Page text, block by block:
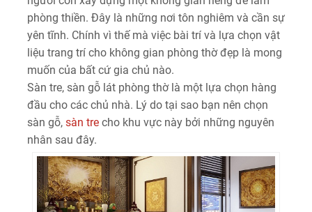
phòng thiền. Đây là những nơi tôn nghiêm và cần sự
yên tĩnh. Chính vì thế mà việc bài trí và lựa chọn vật
liệu trang trí cho không gian phòng thờ đẹp là mong
muốn của bất cứ gia chủ nào.
Sàn tre, sàn gỗ lát phòng thờ là một lựa chọn hàng
đầu cho các chủ nhà. Lý do tại sao bạn nên chọn
sàn gỗ, sàn tre cho khu vực này bởi những nguyên
nhân sau đây.